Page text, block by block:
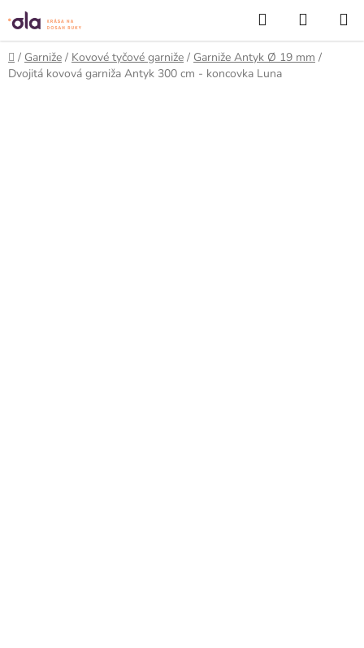
Prejsť
na
obsah
Hľadať
KOŠÍK
Domov
/ Garniže / Kovové tyčové garniže / Garniže Antyk Ø 19 mm /
Dvojitá kovová garniža Antyk 300 cm - koncovka Luna